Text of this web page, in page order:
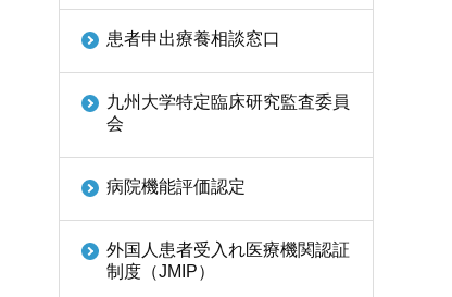
患者申出療養相談窓口
九州大学特定臨床研究監査委員
会
病院機能評価認定
外国人患者受入れ医療機関認証
制度（JMIP）